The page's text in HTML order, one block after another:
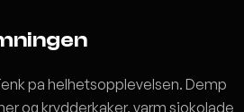
pa helhetsopplevelsen. Demp
og krydderkaker, varm sjokolade